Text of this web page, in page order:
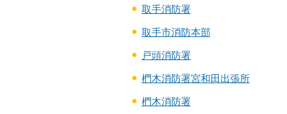
取手消防署
取手市消防本部
戸頭消防署
椚木消防署宮和田出張所
椚木消防署